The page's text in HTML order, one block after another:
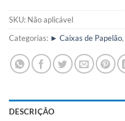
SKU: Não aplicável
Categorias: ► Caixas de Papelão,
DESCRIÇÃO